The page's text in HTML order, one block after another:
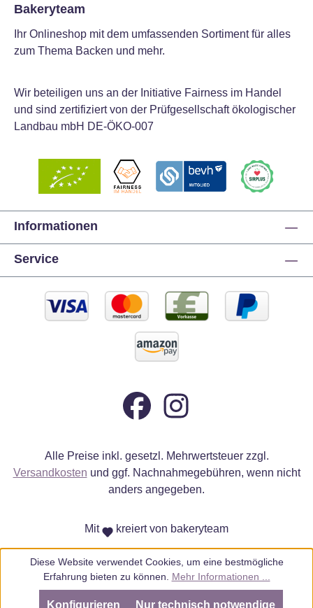
Bakeryteam
Ihr Onlineshop mit dem umfassenden Sortiment für alles
zum Thema Backen und mehr.
Wir beteiligen uns an der Initiative Fairness im Handel
und sind zertifiziert von der Prüfgesellschaft ökologischer
Landbau mbH DE-ÖKO-007
Informationen
Service
Alle Preise inkl. gesetzl. Mehrwertsteuer zzgl.
Versandkosten und ggf. Nachnahmegebühren, wenn nicht
anders angegeben.
Mit kreiert von bakeryteam
Diese Website verwendet Cookies, um eine bestmögliche
Erfahrung bieten zu können. Mehr Informationen ...
Nur technisch notwendige
Konfigurieren